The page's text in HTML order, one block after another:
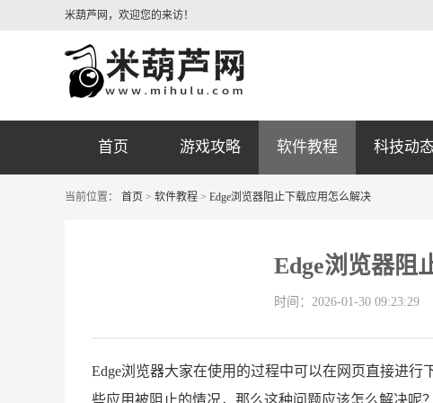
米葫芦网，欢迎您的来访！
首页 游戏攻略 软件教程 科技动态
当前位置： 首页 > 软件教程 > Edge浏览器阻止下载应用怎么解决
Edge浏览器阻
时间：2026-01-30 09:23:29
Edge浏览器大家在使用的过程中可以在网页直接进
些应用被阻止的情况，那么这种问题应该怎么解决呢